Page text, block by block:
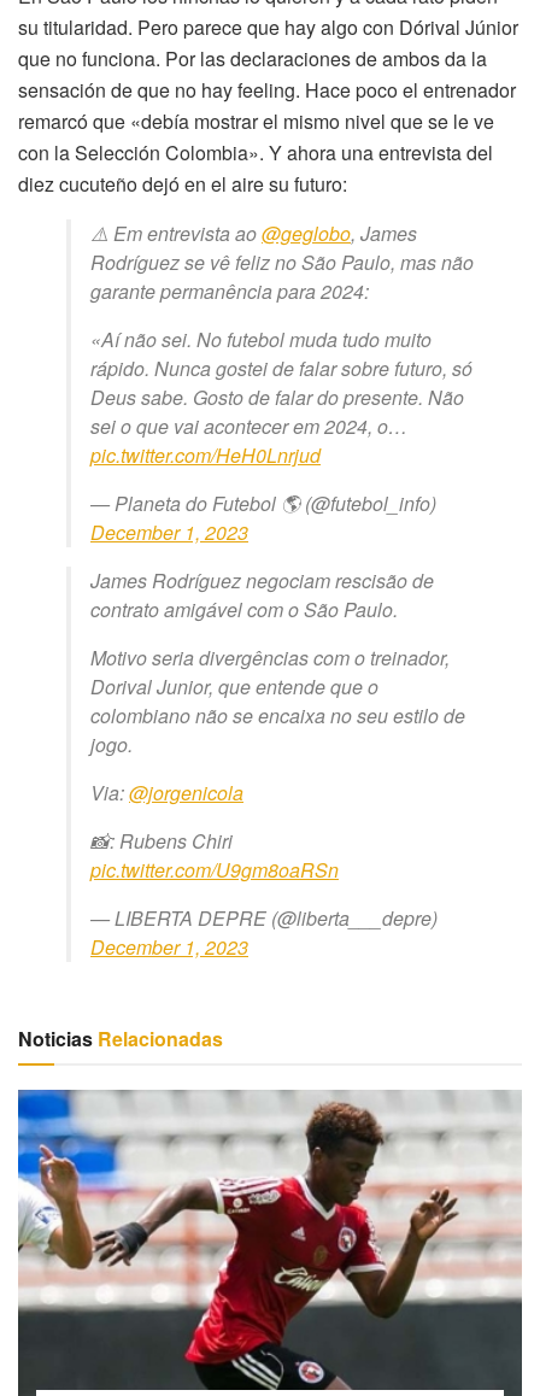
su titularidad. Pero parece que hay algo con Dórival Júnior
que no funciona. Por las declaraciones de ambos da la
sensación de que no hay feeling. Hace poco el entrenador
remarcó que «debía mostrar el mismo nivel que se le ve
con la Selección Colombia». Y ahora una entrevista del
diez cucuteño dejó en el aire su futuro:
⚠️ Em entrevista ao@geglobo, James
Rodríguez se vê feliz no São Paulo, mas não
garante permanência para 2024:
«Aí não sei. No futebol muda tudo muito
rápido. Nunca gostei de falar sobre futuro, só
Deus sabe. Gosto de falar do presente. Não
sei o que vai acontecer em 2024, o…
pic.twitter.com/HeH0Lnrjud
— Planeta do Futebol 🌎 (@futebol_info)
December 1, 2023
James Rodríguez negociam rescisão de
contrato amigável com o São Paulo.
Motivo seria divergências com o treinador,
Dorival Junior, que entende que o
colombiano não se encaixa no seu estilo de
jogo.
Via:@jorgenicola
📸: Rubens Chiri
pic.twitter.com/U9gm8oaRSn
— LIBERTA DEPRE (@liberta___depre)
December 1, 2023
Noticias Relacionadas